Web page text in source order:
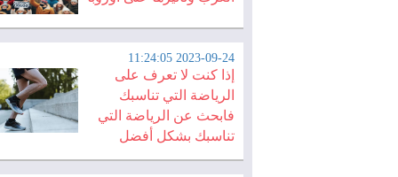
2023-09-24 11:24:05
إذا كنت لا تعرف على
الرياضة التي تناسبك
فابحث عن الرياضة التي
تناسبك بشكل أفضل